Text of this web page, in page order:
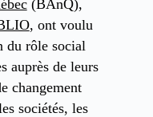
(BAnQ),
, ont voulu
du rôle social
auprès de leurs
changement
sociétés, les